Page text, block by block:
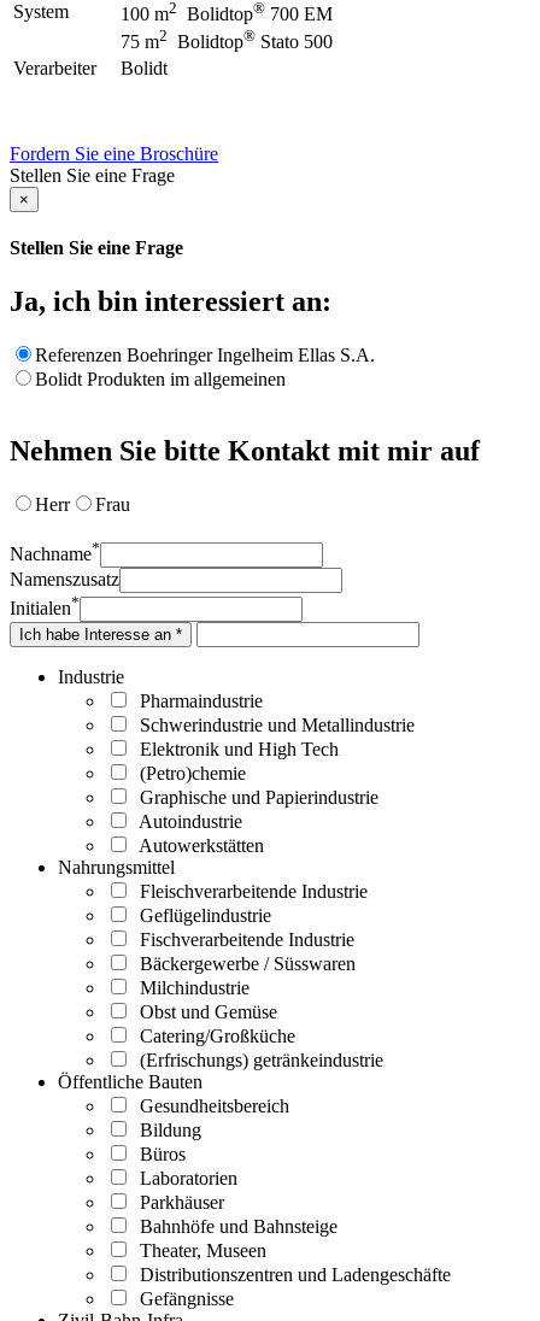
System 100 m2 Bolidtop® 700 EM
75 m2 Bolidtop® Stato 500
Verarbeiter
Bolidt
Fordern Sie eine Broschüre
Stellen Sie eine Frage
×
Stellen Sie eine Frage
Ja, ich bin interessiert an:
Referenzen Boehringer Ingelheim Ellas S.A.
Bolidt Produkten im allgemeinen
Nehmen Sie bitte Kontakt mit mir auf
Herr Frau
Nachname*
Namenszusatz
Initialen*
Ich habe Interesse an *
Industrie
Pharmaindustrie
Schwerindustrie und Metallindustrie
Elektronik und High Tech
(Petro)chemie
Graphische und Papierindustrie
Autoindustrie
Autowerkstätten
Nahrungsmittel
Fleischverarbeitende Industrie
Geflügelindustrie
Fischverarbeitende Industrie
Bäckergewerbe / Süsswaren
Milchindustrie
Obst und Gemüse
Catering/Großküche
(Erfrischungs) getränkeindustrie
Öffentliche Bauten
Gesundheitsbereich
Bildung
Büros
Laboratorien
Parkhäuser
Bahnhöfe und Bahnsteige
Theater, Museen
Distributionszentren und Ladengeschäfte
Gefängnisse